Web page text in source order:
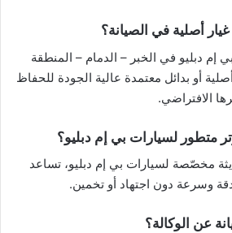
أصلية في الصيانة؟
إم دبليو في الخبر – الدمام – المنطقة
أو بدائل معتمدة عالية الجودة للحفاظ
الافتراضي.
متطور لسيارات بي إم دبليو؟
مخصّصة لسيارات بي إم دبليو، تساعد
وسرعة دون اجتهاد أو تخمين.
عن الوكالة؟